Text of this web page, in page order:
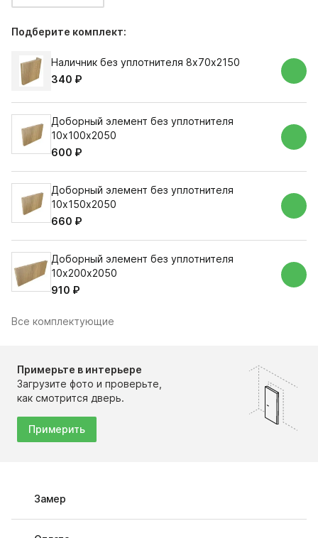
Подберите комплект:
Наличник без уплотнителя 8х70х2150
340 ₽
Доборный элемент без уплотнителя
10х100х2050
600 ₽
Доборный элемент без уплотнителя
10х150х2050
660 ₽
Доборный элемент без уплотнителя
10х200х2050
910 ₽
Все комплектующие
Примерьте в интерьере
Загрузите фото и проверьте,
как смотрится дверь.
Примерить
Замер